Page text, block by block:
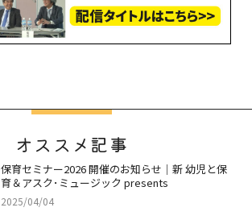
オススメ記事
保育セミナー2026 開催のお知らせ｜新 幼児と保
育＆アスク･ミュージック presents
2025/04/04